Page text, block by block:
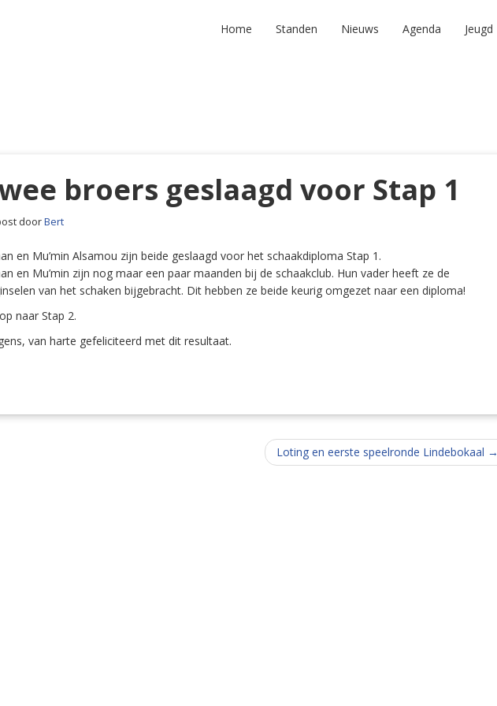
Home Standen Nieuws Agenda Jeugd
broers geslaagd voor Stap 1
doorBert
en Mu’min Alsamou zijn beide geslaagd voor het schaakdiploma Stap 1.
en Mu’min zijn nog maar een paar maanden bij de schaakclub. Hun vader heeft ze de
van het schaken bijgebracht. Dit hebben ze beide keurig omgezet naar een diploma!
naar Stap 2.
van harte gefeliciteerd met dit resultaat.
Loting en eerste speelronde Lindebokaal →